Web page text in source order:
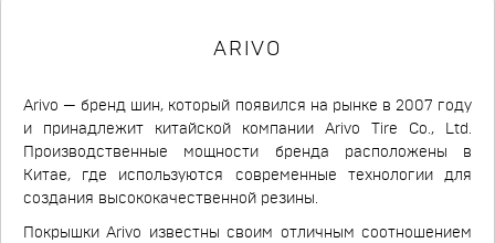
ARIVO
Arivo — бренд шин, который появился на рынке в 2007 году
и принадлежит китайской компании Arivo Tire Co., Ltd.
Производственные мощности бренда расположены в
Китае, где используются современные технологии для
создания высококачественной резины.
Покрышки Arivo известны своим отличным соотношением